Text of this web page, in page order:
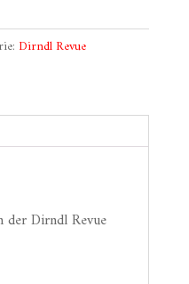
Dirndl Revue
Dirndl Revue